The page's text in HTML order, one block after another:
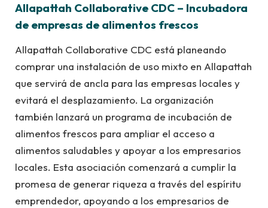
Allapattah Collaborative CDC – Incubadora
de empresas de alimentos frescos
Allapattah Collaborative CDC está planeando
comprar una instalación de uso mixto en Allapattah
que servirá de ancla para las empresas locales y
evitará el desplazamiento. La organización
también lanzará un programa de incubación de
alimentos frescos para ampliar el acceso a
alimentos saludables y apoyar a los empresarios
locales. Esta asociación comenzará a cumplir la
promesa de generar riqueza a través del espíritu
emprendedor, apoyando a los empresarios de